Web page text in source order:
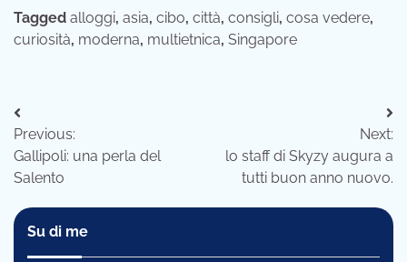
Tagged alloggi, asia, cibo, città, consigli, cosa vedere,
curiosità, moderna, multietnica, Singapore
Navigazione
articoli
Previous:
Gallipoli: una perla del
Salento
Next:
lo staff di Skyzy augura a
tutti buon anno nuovo.
Su di me